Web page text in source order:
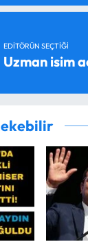
EDITÖRÜN SEÇTIĞI
Uzman isim